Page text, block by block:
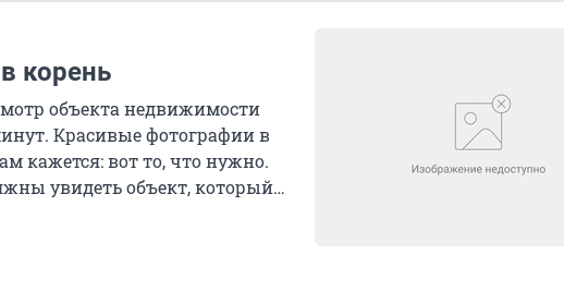
корень
объекта недвижимости
Красивые фотографии в
кажется: вот то, что нужно.
увидеть объект, который